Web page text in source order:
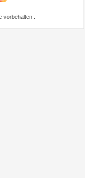
vorbehalten .